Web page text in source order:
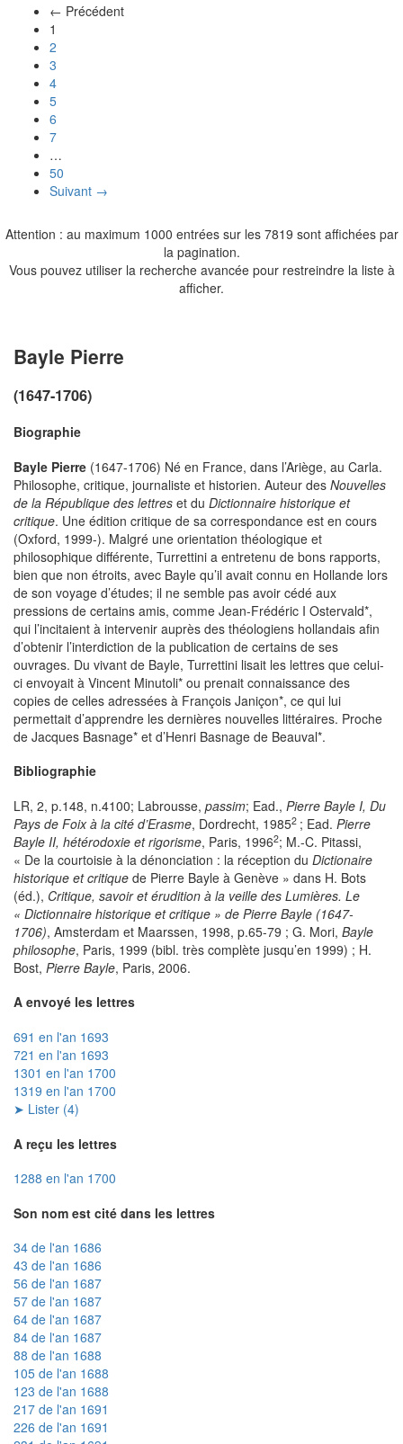
← Précédent
1
2
3
4
5
6
7
…
50
Suivant →
Attention : au maximum 1000 entrées sur les 7819 sont affichées par
la pagination.
Vous pouvez utiliser la recherche avancée pour restreindre la liste à
afficher.
Bayle Pierre
(1647-1706)
Biographie
Bayle Pierre (1647-1706) Né en France, dans l’Ariège, au Carla.
Philosophe, critique, journaliste et historien. Auteur des Nouvelles
de la République des lettres et du Dictionnaire historique et
critique. Une édition critique de sa correspondance est en cours
(Oxford, 1999-). Malgré une orientation théologique et
philosophique différente, Turrettini a entretenu de bons rapports,
bien que non étroits, avec Bayle qu’il avait connu en Hollande lors
de son voyage d’études; il ne semble pas avoir cédé aux
pressions de certains amis, comme Jean-Frédéric I Ostervald*,
qui l’incitaient à intervenir auprès des théologiens hollandais afin
d’obtenir l’interdiction de la publication de certains de ses
ouvrages. Du vivant de Bayle, Turrettini lisait les lettres que celui-
ci envoyait à Vincent Minutoli* ou prenait connaissance des
copies de celles adressées à François Janiçon*, ce qui lui
permettait d’apprendre les dernières nouvelles littéraires. Proche
de Jacques Basnage* et d’Henri Basnage de Beauval*.
Bibliographie
LR, 2, p.148, n.4100; Labrousse, passim; Ead., Pierre Bayle I, Du
Pays de Foix à la cité d’Erasme, Dordrecht, 19852 ; Ead. Pierre
Bayle II, hétérodoxie et rigorisme, Paris, 19962; M.-C. Pitassi,
« De la courtoisie à la dénonciation : la réception du Dictionaire
historique et critique de Pierre Bayle à Genève » dans H. Bots
(éd.), Critique, savoir et érudition à la veille des Lumières. Le
« Dictionnaire historique et critique » de Pierre Bayle (1647-
1706), Amsterdam et Maarssen, 1998, p.65-79 ; G. Mori, Bayle
philosophe, Paris, 1999 (bibl. très complète jusqu’en 1999) ; H.
Bost, Pierre Bayle, Paris, 2006.
A envoyé les lettres
691 en l'an 1693
721 en l'an 1693
1301 en l'an 1700
1319 en l'an 1700
➤ Lister (4)
A reçu les lettres
1288 en l'an 1700
Son nom est cité dans les lettres
34 de l'an 1686
43 de l'an 1686
56 de l'an 1687
57 de l'an 1687
64 de l'an 1687
84 de l'an 1687
88 de l'an 1688
105 de l'an 1688
123 de l'an 1688
217 de l'an 1691
226 de l'an 1691